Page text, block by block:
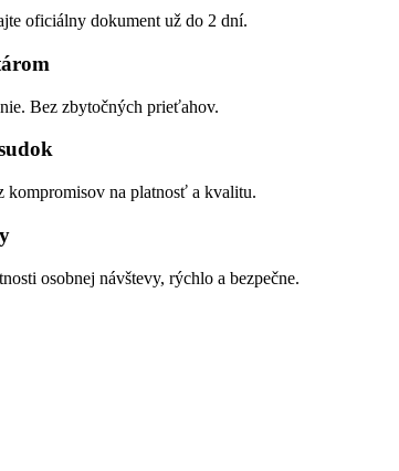
oficiálny dokument už do 2 dní.
Bez zbytočných prieťahov.
kompromisov na platnosť a kvalitu.
osobnej návštevy, rýchlo a bezpečne.